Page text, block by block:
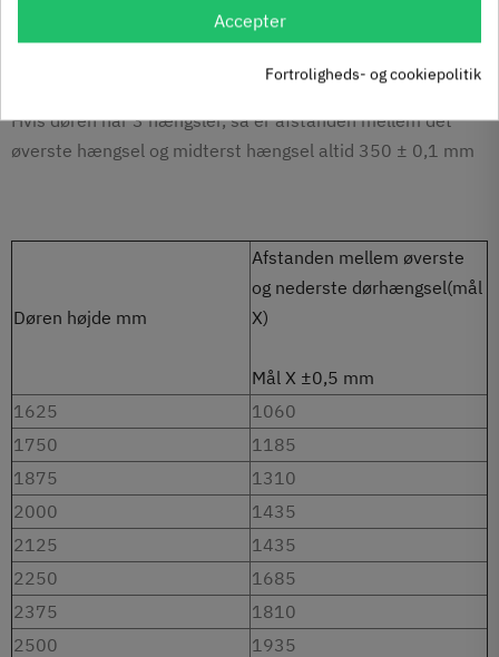
Afstanden mellem det øverste og nederste dørhængsel
afhænger af dørens højde (se nedestående skema)
Hvis døren har 3 hængsler, så er afstanden mellem det
øverste hængsel og midterst hængsel altid 350 ± 0,1 mm
Døren højde mm
Afstanden mellem øverste
og nederste dørhængsel(mål
X)
Mål X ±0,5 mm
1625
1060
1750
1185
1875
1310
2000
1435
2125
1435
2250
1685
2375
1810
2500
1935
Accepter
Fortroligheds- og cookiepolitik